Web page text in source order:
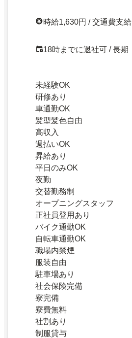
時給1,630円 / 交通費支給
18時までに退社可 / 長期
未経験OK
研修あり
車通勤OK
髪型髪色自由
高収入
週払いOK
昇給あり
平日のみOK
夜勤
交替勤務制
オープニングスタッフ
正社員登用あり
バイク通勤OK
自転車通勤OK
職場内禁煙
服装自由
駐車場あり
社会保険完備
寮完備
寮費無料
社割あり
制服貸与